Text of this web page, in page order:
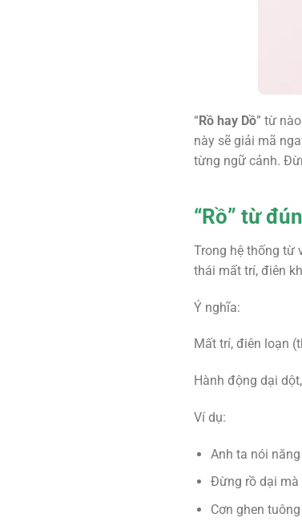
“Rồ hay Dồ” từ
này sẽ giải mã
từng ngữ cảnh.
“Rồ” từ
Trong hệ thống từ
thái mất trí, điên
Ý nghĩa:
Mất trí, điên loạn
Hành động dại
Ví dụ:
Anh ta nói
Đừng rồ dại mà
Cơn ghen